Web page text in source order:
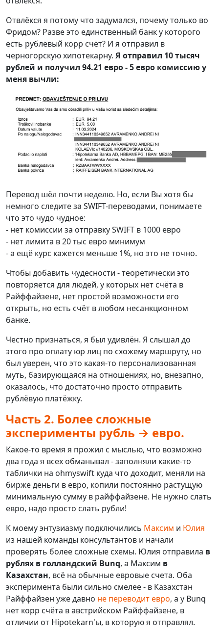
Отвлёкся я потому что задумался, почему только во
Фридом? Разве это единственный банк у которого
есть рублёвый корр счёт? И я отправил в
черногорскую хипотекарну. Я отправил 10 тысяч
рублей и получил 94.21 евро - 5 евро комиссию у
меня вычли:
Перевод шёл почти неделю. Но, если Вы хотя бы
немного следите за SWIFT-переводами, понимаете
что это чудо чудное:
- нет комиссии за отправку SWIFT в 1000 евро
- нет лимита в 20 тыс евро минимум
- а ещё курс кажется меньше 1%, но это не точно.
Чтобы добавить чудесности - теоретически это
повторяется для людей, у которых нет счёта в
Райффайзене, нет простой возможности его
открыть, но есть счёт в любом несанкционном
банке.
Честно признаться, я был удивлён. Я слышал до
этого про оплату юр лиц по схожему маршруту, но
был уверен, что это какая-то персонализованная
муть, базирующаяся на отношениях, но, внезапно,
оказалось, что достаточно просто отправить
рублёвую платёжку.
Часть 2. Более сложные
эксперименты рубль → евро.
Какое-то время я прожил с мыслью, что возможно
два года я всех обманывал - заполняли какие-то
таблички на ohmyswift куда что доходит, меняли на
бирже деньги в евро, копили постоянно растущую
минимальную сумму в райффайзене. Не нужно слать
евро, надо просто слать рубли!
К моему энтузиазму подключились Максим и Юлия
из нашей команды консультантов и начали
проверять более сложные схемы. Юлия отправила в
рублях в голландский Bunq, а Максим в
Казахстан, всё на обычные евровые счета. Оба
эксперимента были сильно смелее - в Казахстан
Райффайзен уже давно не переводит евро, а у Bunq
нет корр счёта в австрийском Райффайзене, в
отличии от Hipotekarn'ы, в которую я отправлял.